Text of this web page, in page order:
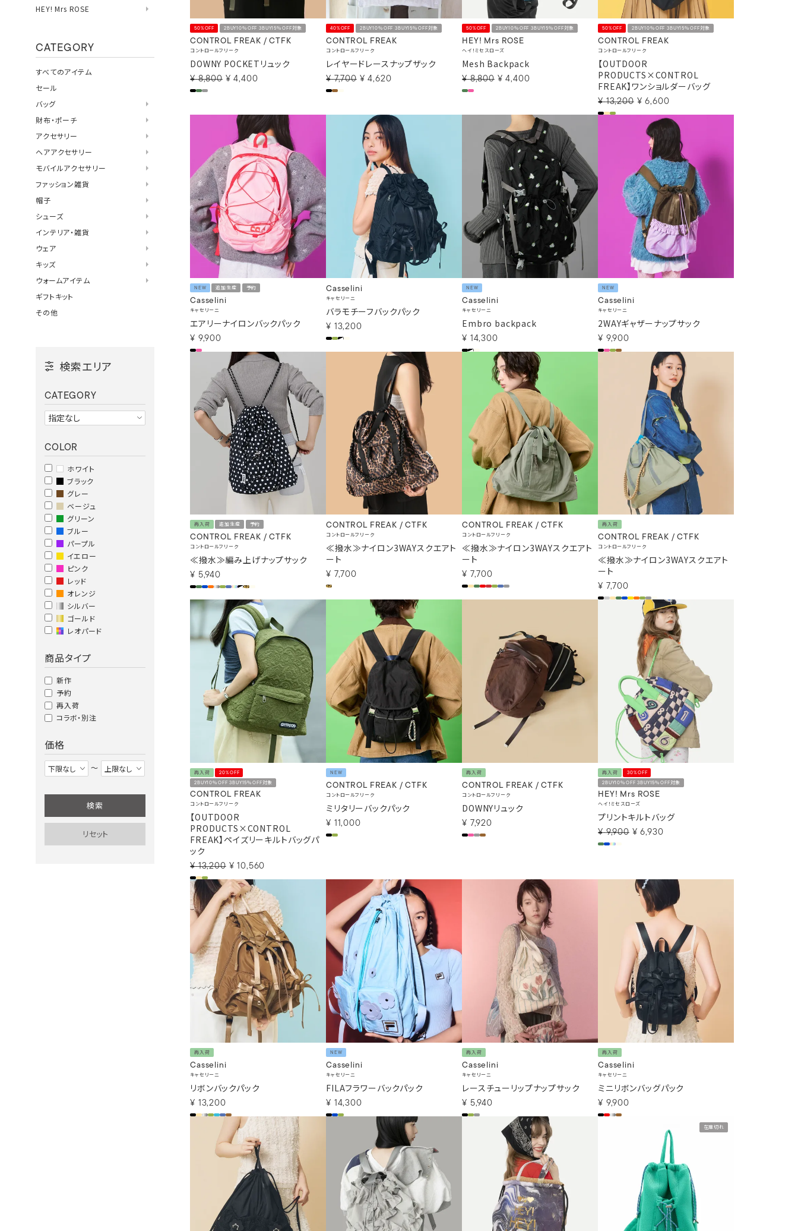
50%OFF 2BUY10％OFF 3BUY15％OFF対象
CONTROL FREAK / CTFK
コントロールフリーク
DOWNY POCKETリュック
¥ 8,800 ¥ 4,400
40%OFF 2BUY10％OFF 3BUY15％OFF対象
CONTROL FREAK
コントロールフリーク
レイヤードレースナップザック
¥ 7,700 ¥ 4,620
50%OFF 2BUY10％OFF 3BUY15％OFF対象
HEY! Mrs ROSE
ヘイ！ミセスローズ
Mesh Backpack
¥ 8,800 ¥ 4,400
50%OFF 2BUY10％OFF 3BUY15％OFF対象
CONTROL FREAK
コントロールフリーク
【OUTDOOR
PRODUCTS×CONTROL
FREAK】ワンショルダーバッグ
¥ 13,200 ¥ 6,600
NEW 追加生産 予約
Casselini
キャセリーニ
エアリーナイロンバックパック
¥ 9,900
Casselini
キャセリーニ
バラモチーフバックパック
¥ 13,200
NEW
Casselini
キャセリーニ
Embro backpack
¥ 14,300
NEW
Casselini
キャセリーニ
2WAYギャザーナップサック
¥ 9,900
再入荷 追加生産 予約
CONTROL FREAK / CTFK
コントロールフリーク
≪撥水≫編み上げナップサック
¥ 5,940
CONTROL FREAK / CTFK
コントロールフリーク
≪撥水≫ナイロン3WAYスクエアト
ート
¥ 7,700
CONTROL FREAK / CTFK
コントロールフリーク
≪撥水≫ナイロン3WAYスクエアト
ート
¥ 7,700
再入荷
CONTROL FREAK / CTFK
コントロールフリーク
≪撥水≫ナイロン3WAYスクエアト
ート
¥ 7,700
再入荷 20%OFF
2BUY10％OFF 3BUY15％OFF対象
CONTROL FREAK
コントロールフリーク
【OUTDOOR
PRODUCTS×CONTROL
FREAK】ペイズリーキルトバッグパ
ック
¥ 13,200 ¥ 10,560
NEW
CONTROL FREAK / CTFK
コントロールフリーク
ミリタリーバックパック
¥ 11,000
再入荷
CONTROL FREAK / CTFK
コントロールフリーク
DOWNYリュック
¥ 7,920
再入荷 30%OFF
2BUY10％OFF 3BUY15％OFF対象
HEY! Mrs ROSE
ヘイ！ミセスローズ
プリントキルトバッグ
¥ 9,900 ¥ 6,930
再入荷
Casselini
キャセリーニ
リボンバックパック
¥ 13,200
NEW
Casselini
キャセリーニ
FILAフラワーバックパック
¥ 14,300
再入荷
Casselini
キャセリーニ
レースチューリップナップサック
¥ 5,940
再入荷
Casselini
キャセリーニ
ミニリボンバッグパック
¥ 9,900
在庫切れ
HEY! Mrs ROSE
CATEGORY
すべてのアイテム
セール
バッグ
財布・ポーチ
アクセサリー
ヘアアクセサリー
モバイルアクセサリー
ファッション雑貨
帽子
シューズ
インテリア・雑貨
ウェア
キッズ
ウォームアイテム
ギフトキット
その他
検索エリア
CATEGORY
COLOR
ホワイト
ブラック
グレー
ベージュ
グリーン
ブルー
パープル
イエロー
ピンク
レッド
オレンジ
シルバー
ゴールド
レオパード
商品タイプ
新作
予約
再入荷
コラボ・別注
価格
〜